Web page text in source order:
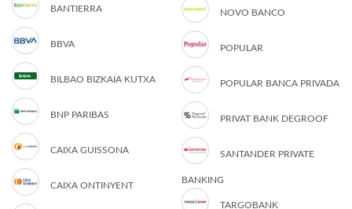
BANTIERRA
BBVA
BILBAO BIZKAIA KUTXA
BNP PARIBAS
CAIXA GUISSONA
CAIXA ONTINYENT
NOVO BANCO
POPULAR
POPULAR BANCA PRIVADA
PRIVAT BANK DEGROOF
SANTANDER PRIVATE
BANKING
TARGOBANK